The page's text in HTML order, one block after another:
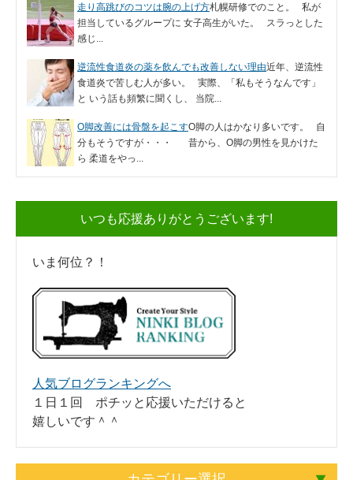
走り高跳びのコツは腕の上げ方札幌研修でのこと。 私が
担当しているグループに 女子高生がいた。 スラっとした
感じ...
逆流性食道炎の薬を飲んでも改善しない理由近年、逆流性
食道炎で苦しむ人が多い。 実際、「私もそうなんです」
と いう話も頻繁に聞くし、 当院...
O脚改善には骨盤を起こすO脚の人はかなり多いです。 自
分もそうですが・・・ 昔から、O脚の男性を見かけた
ら 柔道をやっ...
いつも応援ありがとうございます!
いま何位？！
人気ブログランキングへ
１日１回 ポチッと応援いただけると
嬉しいです＾＾